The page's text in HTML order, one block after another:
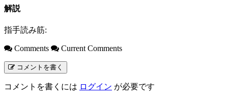
解説
指手読み筋:
Comments Current Comments
コメントを書く
コメントを書くには ログイン が必要です